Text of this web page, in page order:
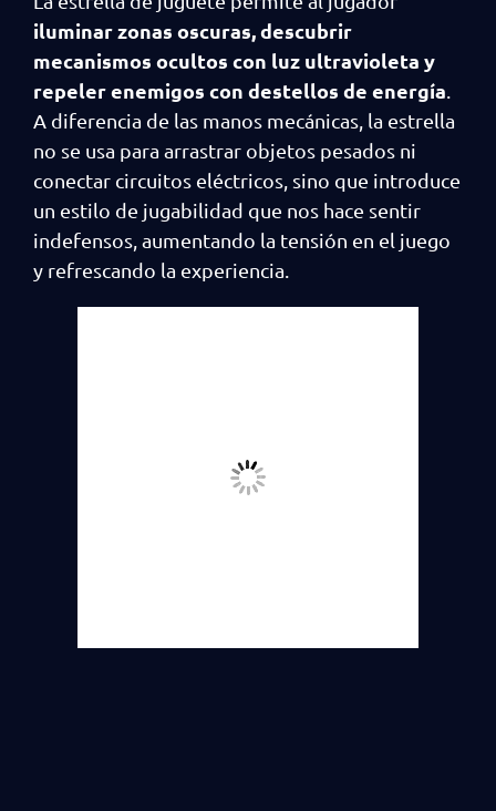
iluminar zonas oscuras, descubrir
mecanismos ocultos con luz ultravioleta y
repeler enemigos con destellos de energía
A diferencia de las manos mecánicas, la estrella
no se usa para arrastrar objetos pesados ni
conectar circuitos eléctricos, sino que introduce
un estilo de jugabilidad que nos hace sentir
indefensos, aumentando la tensión en el juego
y refrescando la experiencia.